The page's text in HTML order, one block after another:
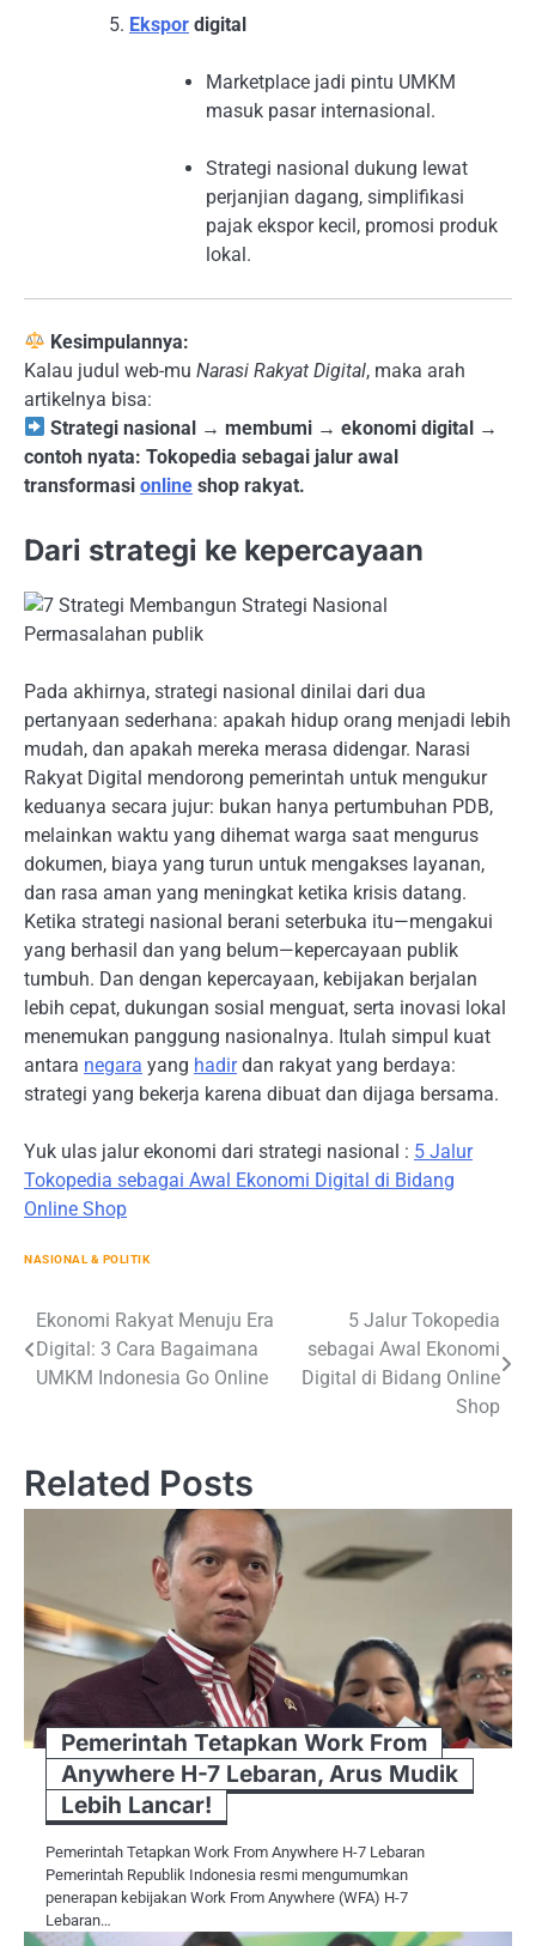
Ekspor digital
Marketplace jadi pintu UMKM
masuk pasar internasional.
Strategi nasional dukung lewat
perjanjian dagang, simplifikasi
pajak ekspor kecil, promosi produk
lokal.
Kesimpulannya:
Kalau judul web-mu Narasi Rakyat Digital, maka arah
artikelnya bisa:
Strategi nasional → membumi → ekonomi digital →
contoh nyata: Tokopedia sebagai jalur awal
transformasi online shop rakyat.
Dari strategi ke kepercayaan
Pada akhirnya, strategi nasional dinilai dari dua
pertanyaan sederhana: apakah hidup orang menjadi lebih
mudah, dan apakah mereka merasa didengar. Narasi
Rakyat Digital mendorong pemerintah untuk mengukur
keduanya secara jujur: bukan hanya pertumbuhan PDB,
melainkan waktu yang dihemat warga saat mengurus
dokumen, biaya yang turun untuk mengakses layanan,
dan rasa aman yang meningkat ketika krisis datang.
Ketika strategi nasional berani seterbuka itu—mengakui
yang berhasil dan yang belum—kepercayaan publik
tumbuh. Dan dengan kepercayaan, kebijakan berjalan
lebih cepat, dukungan sosial menguat, serta inovasi lokal
menemukan panggung nasionalnya. Itulah simpul kuat
antara negara yang hadirdan rakyat yang berdaya:
strategi yang bekerja karena dibuat dan dijaga bersama.
Yuk ulas jalur ekonomi dari strategi nasional : 5 Jalur
Tokopedia sebagai Awal Ekonomi Digital di Bidang
Online Shop
NASIONAL & POLITIK
Navigasi
pos
Ekonomi Rakyat Menuju Era
Digital: 3 Cara Bagaimana
UMKM Indonesia Go Online
5 Jalur Tokopedia
sebagai Awal Ekonomi
Digital di Bidang Online
Shop
Related Posts
Pemerintah Tetapkan Work From
Anywhere H-7 Lebaran, Arus Mudik
Lebih Lancar!
Pemerintah Tetapkan Work From Anywhere H-7 Lebaran
Pemerintah Republik Indonesia resmi mengumumkan
penerapan kebijakan Work From Anywhere (WFA) H-7
Lebaran…